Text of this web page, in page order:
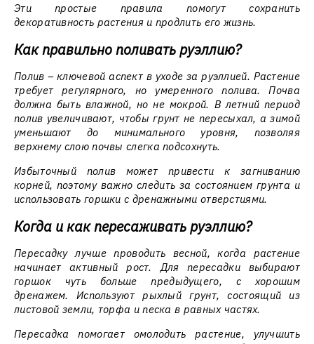
Эти простые правила помогут сохранить
декоративность растения и продлить его жизнь.
Как правильно поливать руэллию?
Полив – ключевой аспект в уходе за руэллией. Растение
требует регулярного, но умеренного полива. Почва
должна быть влажной, но не мокрой. В летний период
полив увеличивают, чтобы грунт не пересыхал, а зимой
уменьшают до минимального уровня, позволяя
верхнему слою почвы слегка подсохнуть.
Избыточный полив может привести к загниванию
корней, поэтому важно следить за состоянием грунта и
использовать горшки с дренажными отверстиями.
Когда и как пересаживать руэллию?
Пересадку лучше проводить весной, когда растение
начинает активный рост. Для пересадки выбирают
горшок чуть больше предыдущего, с хорошим
дренажем. Используют рыхлый грунт, состоящий из
листовой земли, торфа и песка в равных частях.
Пересадка помогает омолодить растение, улучшить